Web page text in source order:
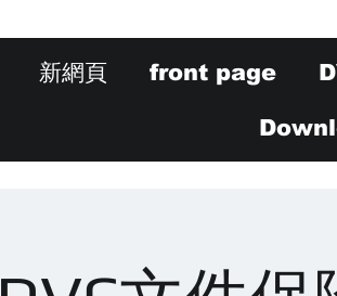
新網頁 front page